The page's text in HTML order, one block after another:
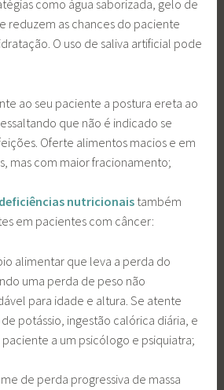
como água saborizada, gelo de
reduzem as chances do paciente
O uso de saliva artificial pode
ao seu paciente a postura ereta ao
que não é indicado se
Oferte alimentos macios e em
mas com maior fracionamento;
deficiências nutricionais também
em pacientes com câncer:
alimentar que leva a perda do
uma perda de peso não
para idade e altura. Se atente
potássio, ingestão calórica diária, e
a um psicólogo e psiquiatra;
de perda progressiva de massa